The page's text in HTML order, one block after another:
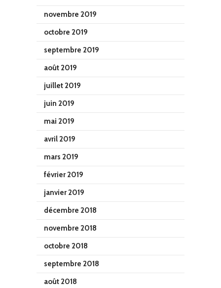
novembre 2019
octobre 2019
septembre 2019
août 2019
juillet 2019
juin 2019
mai 2019
avril 2019
mars 2019
février 2019
janvier 2019
décembre 2018
novembre 2018
octobre 2018
septembre 2018
août 2018